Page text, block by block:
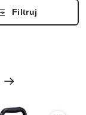
Filtruj